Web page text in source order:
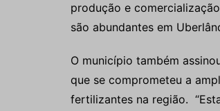
produção e
são abundantes em
O município também
que se comprometeu a
fertilizantes na região.